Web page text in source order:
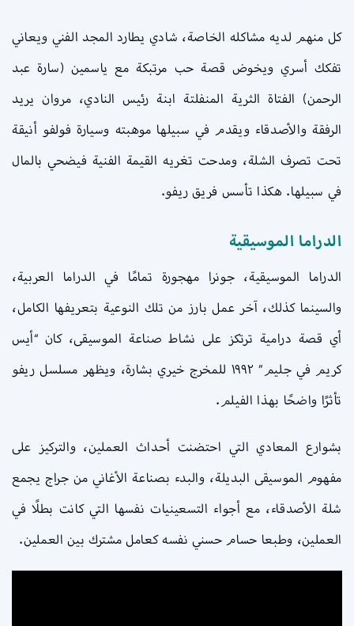
كل منهم لديه مشاكله الخاصة، شادي يطارد المجد الفني ويعاني
تفكك أسري ويخوض قصة حب مرتبكة مع ياسمين (سارة عبد
الرحمن) الفتاة الثرية المنفلتة ابنة رئيس النادي، مروان يريد
الرفقة والأصدقاء ويقدم في سبيلها موهبته وسيارة فولفو أنيقة
تحت تصرف الشلة، ومدحت تغريه القيمة الفنية فيضحي بالمال
في سبيلها. هكذا تأسس فريق ريفو.
الدراما الموسيقية
الدراما الموسيقية، جونرا مهجورة تمامًا في الدراما العربية،
والسينما كذلك، آخر عمل بارز من تلك النوعية بتعريفها الكامل،
أي قصة درامية ترتكز على نشاط صناعة الموسيقى، كان “أيس
كريم في جليم” ١٩٩٢ للمخرج خيري بشارة، ويظهر مسلسل ريفو
تأثرًا واضحًا بهذا الفيلم.
بشوارع المعادي التي احتضنت أحداث العملين، والتركيز على
مفهوم الموسيقى البديلة، والبدء بصناعة الأغاني من جراج يجمع
شلة الأصدقاء، مع أجواء التسعينيات نفسها التي كانت بطلًا في
العملين، وطبعا حسام حسني نفسه كعامل مشترك بين العملين.